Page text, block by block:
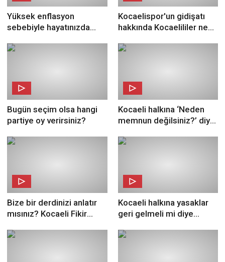
Yüksek enflasyon
sebebiyle hayatınızda
Kocaeli Fikir Sokak’ta
Kocaelispor'un gidişatı
hakkında Kocaelililer ne
Sokak'ta
Bugün seçim olsa hangi
partiye oy verirsiniz?
Kocaeli halkına ‘Neden
memnun değilsiniz?’ diye
Sokak’ta
Bize bir derdinizi anlatır
mısınız? Kocaeli Fikir
Kocaeli halkına yasaklar
geri gelmeli mi diye
Sokak’ta